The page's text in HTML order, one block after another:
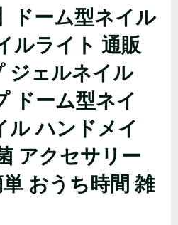
ドーム型ネイル
ルライト 通販
ジェルネイル
ドーム型ネイ
ル ハンドメイ
アクセサリー
おうち時間 雑